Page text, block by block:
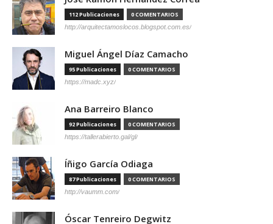
112 Publicaciones 0 COMENTARIOS
http://arquitectamoslocos.blogspot.com.es/
Miguel Ángel Díaz Camacho
95 Publicaciones 0 COMENTARIOS
https://madc.xyz/
Ana Barreiro Blanco
92 Publicaciones 0 COMENTARIOS
https://tallerabierto.gal/gl/
Íñigo García Odiaga
87 Publicaciones 0 COMENTARIOS
http://vaumm.com/
Óscar Tenreiro Degwitz